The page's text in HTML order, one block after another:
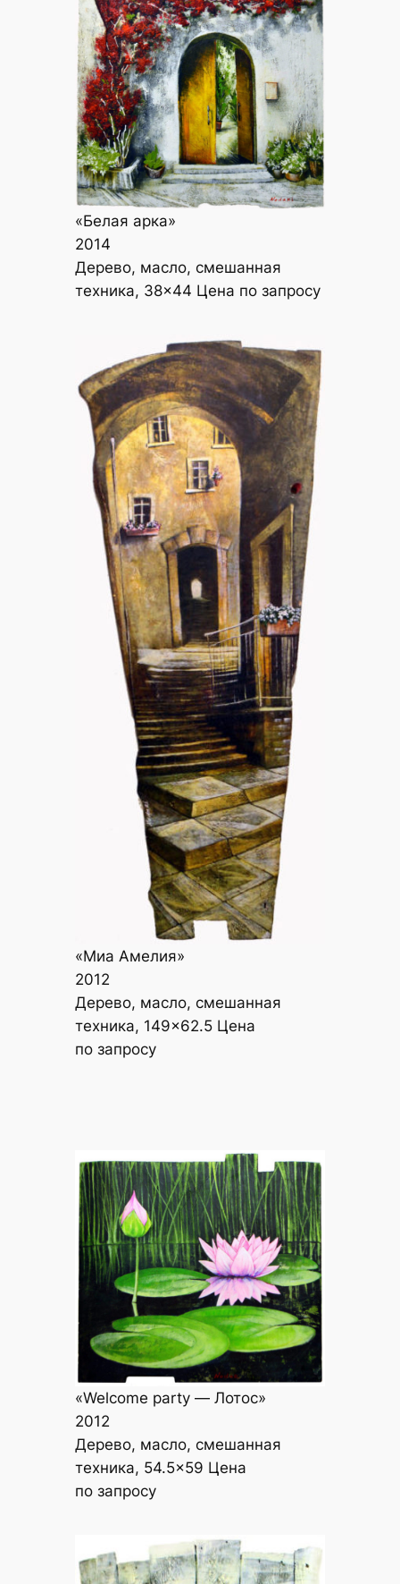
«Белая арка»
2014
Дерево, масло, смешанная
техника, 38×44 Цена по запросу
«Миа Амелия»
2012
Дерево, масло, смешанная
техника, 149×62.5 Цена
по запросу
«Welcome party — Лотос»
2012
Дерево, масло, смешанная
техника, 54.5×59 Цена
по запросу